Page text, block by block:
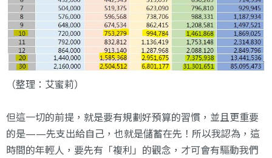
（整理：艾蜜莉）
但這一切的前提，就是要有規劃好預算的習慣，並且更重要
的是——先支出給自己，也就是儲蓄在先！所以我認為，這
時間的年輕人，要先有「複利」的觀念，才可會有驅動我們